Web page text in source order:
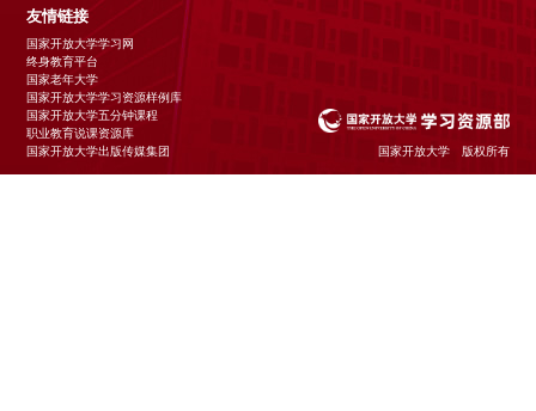
友情链接
国家开放大学学习网
终身教育平台
国家老年大学
国家开放大学学习资源样例库
国家开放大学五分钟课程
职业教育说课资源库
国家开放大学出版传媒集团
国家开放大学 版权所有